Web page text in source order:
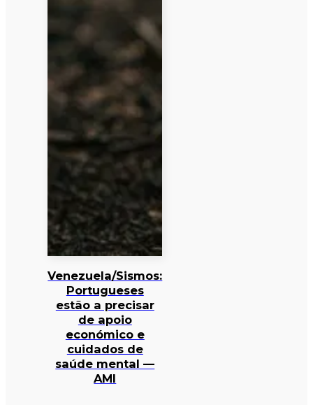
Venezuela/Sismos:
Portugueses
estão a precisar
de apoio
económico e
cuidados de
saúde mental —
AMI